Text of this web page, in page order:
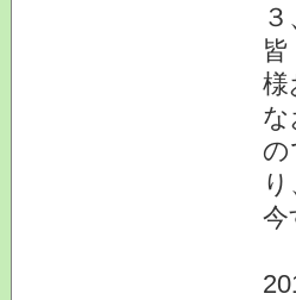
皆
様
の
り
今